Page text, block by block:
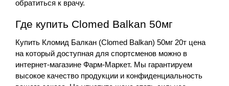
обратиться к врачу.
Где купить Clomed Balkan 50мг
Купить Кломид Балкан (Clomed Balkan) 50мг 20т цена
на который доступная для спортсменов можно в
интернет-магазине Фарм-Маркет. Мы гарантируем
высокое качество продукции и конфиденциальность